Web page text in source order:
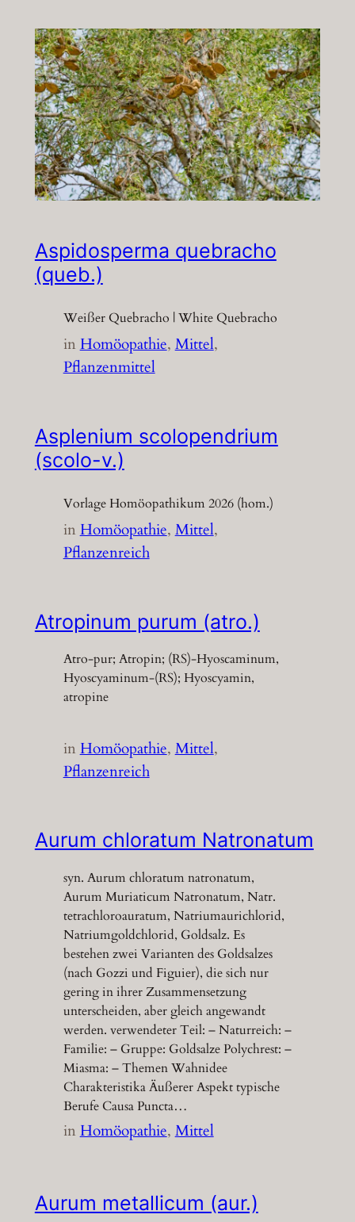
Aspidosperma quebracho
(queb.)
Weißer Quebracho | White Quebracho
inHomöopathie, Mittel
Pflanzenmittel
Asplenium scolopendrium
(scolo-v.)
Vorlage Homöopathikum 2026 (hom.)
inHomöopathie, Mittel
Pflanzenreich
Atropinum purum (atro.)
Atro-pur; Atropin; (RS)-Hyoscaminum,
Hyoscyaminum-(RS); Hyoscyamin,
atropine
inHomöopathie, Mittel
Pflanzenreich
Aurum chloratum Natronatum
syn. Aurum chloratum natronatum,
Aurum Muriaticum Natronatum, Natr.
tetrachloroauratum, Natriumaurichlorid,
Natriumgoldchlorid, Goldsalz. Es
bestehen zwei Varianten des Goldsalzes
(nach Gozzi und Figuier), die sich nur
gering in ihrer Zusammensetzung
unterscheiden, aber gleich angewandt
werden. verwendeter Teil: – Naturreich: –
Familie: – Gruppe: Goldsalze Polychrest: –
Miasma: – Themen Wahnidee
Charakteristika Äußerer Aspekt typische
Berufe Causa Puncta…
inHomöopathie, Mittel
Aurum metallicum (aur.)